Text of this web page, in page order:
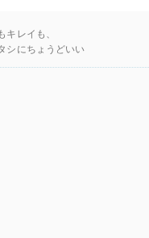
キレイも、
シにちょうどいい